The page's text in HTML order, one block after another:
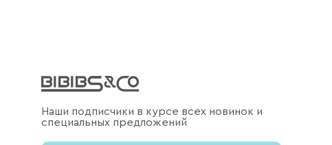
Наши подписчики в курсе всех новинок и
специальных предложений